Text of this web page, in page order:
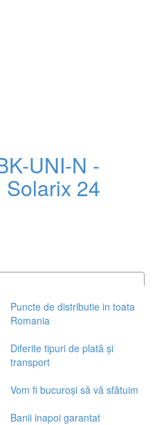
UNI-N -
Solarix 24
Puncte de distributie in toata
Romania
Diferite tipuri de plată și
transport
Vom fi bucuroși să vă sfătuim
Banii inapoi garantat